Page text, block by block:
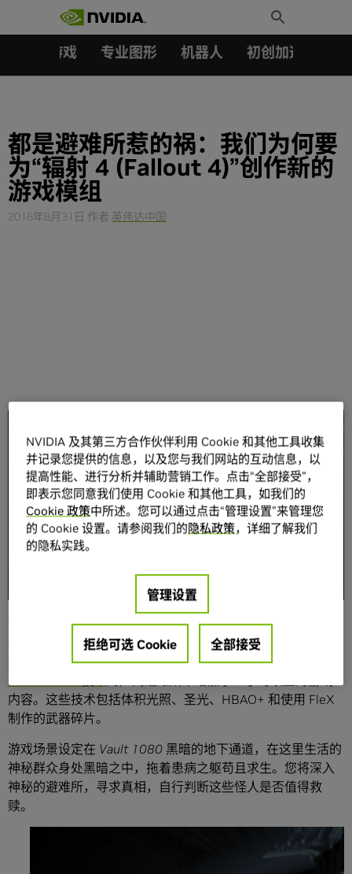
Toggle
Search
游戏 专业图形 机器人 初创加速会员成
都是避难所惹的祸：我们为何要
为“辐射 4 (Fallout 4)”创作新的
游戏模组
2016年8月31日 作者 英伟达中国
如果您在玩完一款游戏后想要为它创作更多内容，那么这显
然是一款很棒的游戏。这也正是我们为 Bethesda 备受赞誉
的后世界模式生存冒险游戏“辐射4 (Fallout 4)”
LightSpeed Studios将在星期五推出Vault 1080
这是一款免费的插件级游戏模组，在采用关键NVIDIA
GameWorks 技术
内容。这些技术包括体积光照、圣光、HBAO+ 和使用 FleX
制作的武器碎片。
游戏场景设定在 Vault 1080 黑暗的地下通道，在这里生活的
神秘群众身处黑暗之中，拖着患病之躯苟且求生。您将深入
神秘的避难所，寻求真相，自行判断这些怪人是否值得救
赎。
NVIDIA 及其第三方合作伙伴利用 Cookie 和其他工具收集
并记录您提供的信息，以及您与我们网站的互动信息，以
提高性能、进行分析并辅助营销工作。点击“全部接受”，
即表示您同意我们使用 Cookie 和其他工具，如我们的
Cookie 政策中所述。您可以通过点击“管理设置”来管理您
的 Cookie 设置。请参阅我们的隐私政策，详细了解我们
的隐私实践。
管理设置
拒绝可选 Cookie 全部接受